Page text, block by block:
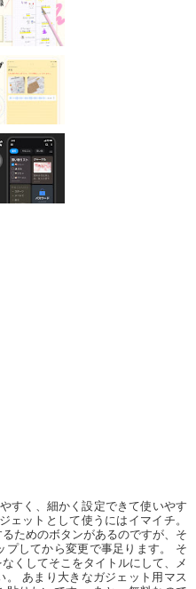
すく、細かく設定できて使いやす
ェットとして使うにはイマイチ。
ためのボタンがあるのですが、そ
プしてから変更で事足ります。 そ
くしてそこをタイトルにして、メ
。 あまり大きなガジェット用マス